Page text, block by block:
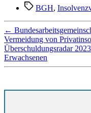
Schlagwörter
BGH,
←
Vermeidung von
Überschuldungsradar
Erwachsenen